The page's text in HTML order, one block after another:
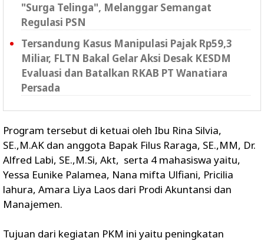
"Surga Telinga", Melanggar Semangat
Regulasi PSN ‎
Tersandung Kasus Manipulasi Pajak Rp59,3
Miliar, FLTN Bakal Gelar Aksi Desak KESDM
Evaluasi dan Batalkan RKAB PT Wanatiara
Persada ‎
Program tersebut di ketuai oleh Ibu Rina Silvia,
SE.,M.AK dan anggota Bapak Filus Raraga, SE.,MM, Dr.
Alfred Labi, SE.,M.Si, Akt, serta 4 mahasiswa yaitu,
Yessa Eunike Palamea, Nana mifta Ulfiani, Pricilia
lahura, Amara Liya Laos dari Prodi Akuntansi dan
Manajemen.
Tujuan dari kegiatan PKM ini yaitu peningkatan